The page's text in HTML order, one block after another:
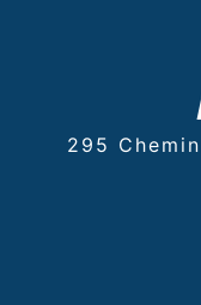
295 Chemin de Labaig, 64570 Ance